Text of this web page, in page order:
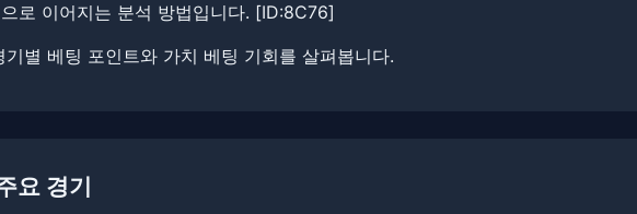
로 이어지는 분석 방법입니다. ​​[ID:8C76]
기별 베팅 포인트와 가치 베팅 기회를 살펴봅니다.
요 경기